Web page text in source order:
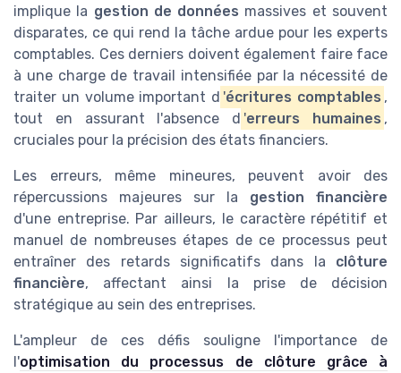
implique la gestion de données massives et souvent
disparates, ce qui rend la tâche ardue pour les experts
comptables. Ces derniers doivent également faire face
à une charge de travail intensifiée par la nécessité de
traiter un volume important d 'écritures comptables ,
tout en assurant l'absence d 'erreurs humaines ,
cruciales pour la précision des états financiers.
Les erreurs, même mineures, peuvent avoir des
répercussions majeures sur la gestion financière
d'une entreprise. Par ailleurs, le caractère répétitif et
manuel de nombreuses étapes de ce processus peut
entraîner des retards significatifs dans la clôture
financière, affectant ainsi la prise de décision
stratégique au sein des entreprises.
L'ampleur de ces défis souligne l'importance de
l'optimisation du processus de clôture grâce à